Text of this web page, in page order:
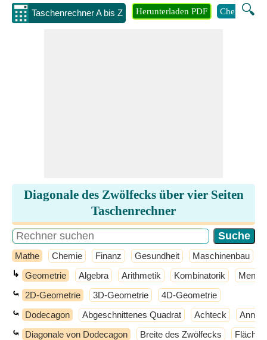
Taschenrechner A bis Z 🔍
Herunterladen PDF Chemie
Diagonale des Zwölfecks über vier Seiten
Taschenrechner
Mathe Chemie Finanz Gesundheit Maschinenbau
↳ Geometrie Algebra Arithmetik Kombinatorik
⤿ 2D-Geometrie 3D-Geometrie 4D-Geometrie
⤿ Dodecagon Abgeschnittenes Quadrat Achteck
⤿ Diagonale von Dodecagon Breite des Zwölfecks Fläche